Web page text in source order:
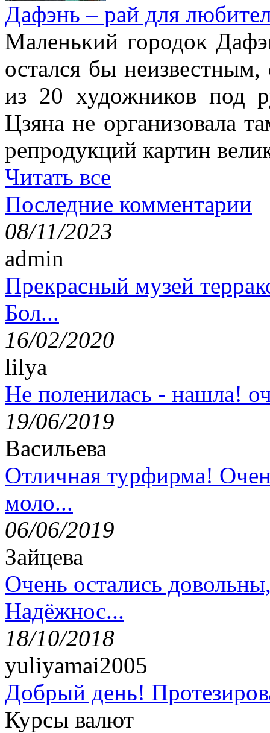
Дафэнь – рай для
Маленький городок
остался бы
из 20 художников под
Цзяна не организовала
репродукций картин
Читать все
Последние комментарии
08/11/2023
admin
Прекрасный музей
Бол...
16/02/2020
lilya
Не поленилась - нашла!
19/06/2019
Васильева
Отличная турфирма!
моло...
06/06/2019
Зайцева
Очень остались
Надёжнос...
18/10/2018
yuliyamai2005
Добрый день!
Курсы валют